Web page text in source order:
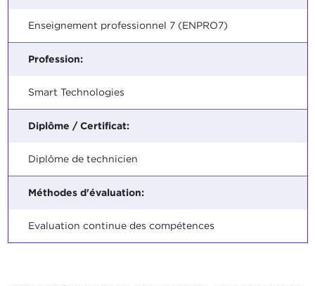
Enseignement professionnel 7 (ENPRO7)
Profession:
Smart Technologies
Diplôme / Certificat:
Diplôme de technicien
Méthodes d'évaluation:
Evaluation continue des compétences